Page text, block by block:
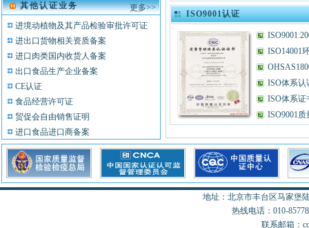
更多>>
其他认证业务
进境动植物及其产品检验审批许可证
进出口货物相关资质备案
进口肉类国内收货人备案
出口食品生产企业备案
CE认证
食品经营许可证
贸促会自由销售证明
进口食品进口商备案
电信进网许可证
ISO9001认证
ISO14001
ISO体系认
ISO体系证
ISO9001
地址：北京市丰台区马家堡
热线电话：010-
联系邮箱：